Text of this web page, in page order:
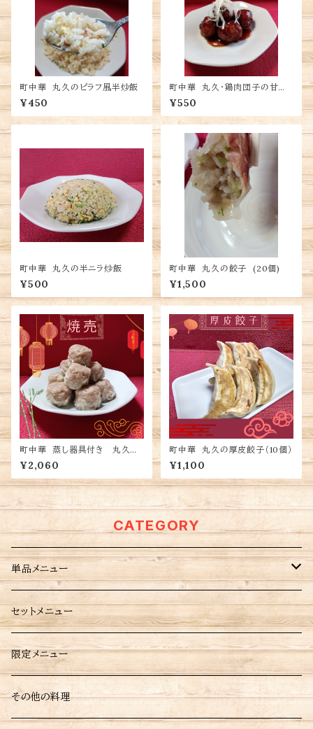
町中華 丸久のピラフ風半炒飯
¥450
町中華 丸久・鶏肉団子の甘酢
あん
¥550
町中華 丸久の半ニラ炒飯
¥500
町中華 丸久の餃子 (20個)
¥1,500
町中華 蒸し器具付き 丸久の
焼売 15個入り（塩分制限対
応）
¥2,060
町中華 丸久の厚皮餃子（10個）
¥1,100
CATEGORY
単品メニュー
点心
餃子
厚皮餃子
炒め料理
チャーハン
餡掛け料理
セットメニュー
限定メニュー
その他の料理